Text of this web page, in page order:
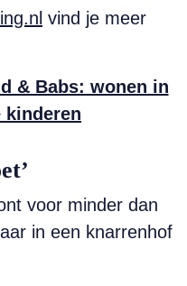
vind je meer
& Babs: wonen in
kinderen
voor minder dan
in een knarrenhof